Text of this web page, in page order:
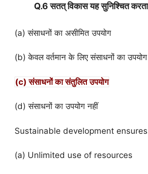
Q.6 सतत् विकास यह सुनिश्चित
(a) संसाधनों का असीमित उपयोग
(b) केवल वर्तमान के लिए संसाधनों का उपयोग
(c) संसाधनों का संतुलित उपयोग
(d) संसाधनों का उपयोग नहीं
Sustainable development
(a) Unlimited use of resources